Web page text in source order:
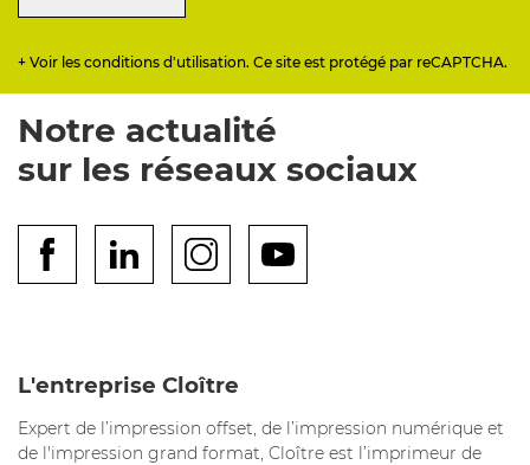
+ Voir les conditions d'utilisation. Ce site est protégé par reCAPTCHA.
Notre actualité
sur les réseaux sociaux
L'entreprise Cloître
Expert de l’impression offset, de l’impression numérique et
de l'impression grand format, Cloître est l’imprimeur de